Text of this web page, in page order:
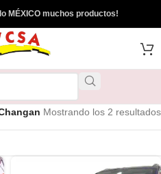
MÉXICO muchos productos!
Mostrando los 2 resultados